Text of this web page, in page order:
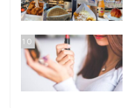
10